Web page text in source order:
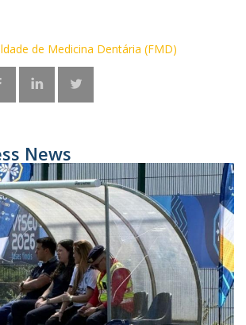
de Medicina Dentária (FMD)
News